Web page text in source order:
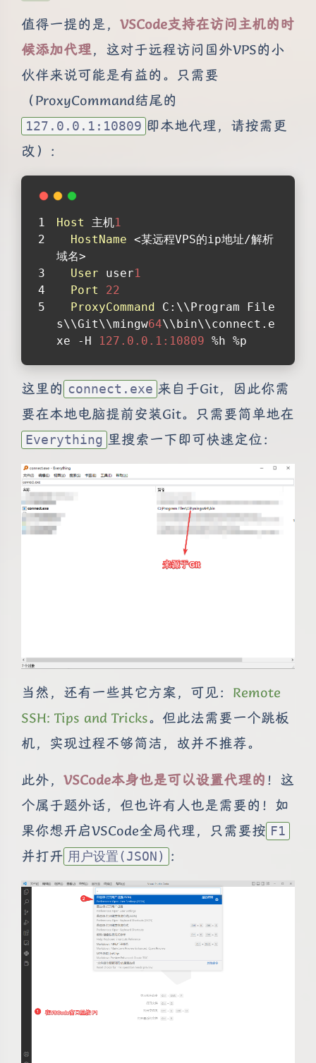
值得一提的是， VSCode支持在访问主机的时
候添加代理，这对于远程访问国外VPS的小
伙伴来说可能是有益的。只需要
（ProxyCommand结尾的
127.0.0.1:10809 即本地代理，请按需更
改）：
Host 主机1
HostName <某远程VPS的ip地址/解析
域名>
User user1
Port
22
ProxyCommand C:\\Program File
s\\Git\\mingw64\\bin\\connect.e
xe -H
127.0.0.1:10809 %h %p
这里的 connect.exe 来自于Git，因此你需
要在本地电脑提前安装Git。只需要简单地在
Everything 里搜索一下即可快速定位：
当然，还有一些其它方案，可见： Remote
SSH: Tips and Tricks。但此法需要一个跳板
机，实现过程不够简洁，故并不推荐。
此外， VSCode本身也是可以设置代理的 ！这
个属于题外话，但也许有人也是需要的！如
果你想开启VSCode全局代理，只需要按 F1
并打开 用户设置(JSON) ：